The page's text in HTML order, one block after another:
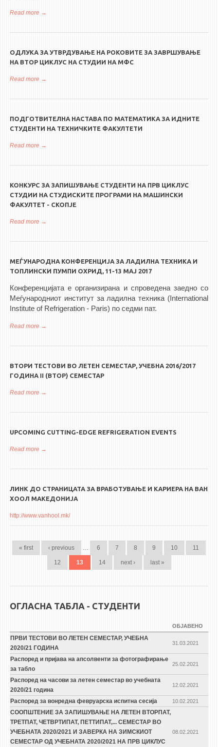
Read more about Примена на студиските програми од прв циклус студии
ОДЛУКА ЗА УТВРДУВАЊЕ НА РОКОВИТЕ ЗА ЗАВРШУВАЊЕ
НА ВТОР ЦИКЛУС НА СТУДИИ НА МФС
Read more about ОДЛУКА за утврдување на роковите за завршување на
ПОДГОТВИТЕЛНА НАСТАВА ПО МАТЕМАТИКА ЗА ИДНИТЕ
СТУДЕНТИ НА ТЕХНИЧКИТЕ ФАКУЛТЕТИ
Read more about ПОДГОТВИТЕЛНА НАСТАВА ПО МАТЕМАТИКА ЗА
КОНКУРС ЗА ЗАПИШУВАЊЕ СТУДЕНТИ НА ПРВ ЦИКЛУС
СТУДИИ НА СТУДИСКИТЕ ПРОГРАМИ НА МАШИНСКИ
ФАКУЛТЕТ - СКОПЈЕ
Read more about КОНКУРС за запишување студенти на прв циклус
Скопје
МЕЃУНАРОДНА КОНФЕРЕНЦИЈА ЗА ЛАДИЛНА ТЕХНИКА И
ТОПЛИНСКИ ПУМПИ ОХРИД, 11-13 МАЈ 2017
Конференцијата е организирана и спроведена заедно со
Меѓународниот институт за ладилна техника (International
Institutе of Refrigeration - Paris) по седми пат.
Read more about Меѓународна конференција за ладилна техника и
ВТОРИ ТЕСТОВИ ВО ЛЕТЕН СЕМЕСТАР, УЧЕБНА 2016/2017
ГОДИНА II (ВТОР) СЕМЕСТАР
Read more about ВТОРИ ТЕСТОВИ ВО ЛЕТЕН СЕМЕСТАР, УЧЕБНА
UPCOMING CUTTING-EDGE REFRIGERATION EVENTS
Read more about Upcoming cutting-edge refrigeration events
ЛИНК ДО СТРАНИЦАТА ЗА ВРАБОТУВАЊЕ И КАРИЕРА НА ВАН
ХООЛ МАКЕДОНИЈА
http://www.vanhool.mk/
« first ‹ previous … 6 7 8 9 10 11
12 13 14 next › last »
ОГЛАСНА ТАБЛА - СТУДЕНТИ
ОБЈАВЕНО
ПРВИ ТЕСТОВИ ВО ЛЕТЕН СЕМЕСТАР, УЧЕБНА
2020/21 ГОДИНА
31.03.2021
Распоред и пријава на апсолвенти за фотографирање
за табло
25.02.2021
Распоред на часови за летен семестар во учебната
2020/21 година
12.02.2021
Распоред за вонредна февруарска испитна сесија 10.02.2021
СООПШТЕНИЕ ЗА ЗАПИШУВАЊЕ НА ЛЕТЕН ВТОРПАТ,
ТРЕТПАТ, ЧЕТВРТИПАТ, ПЕТТИПАТ,... СЕМЕСТАР ВО
УЧЕБНАТА 2020/2021 И ЗАВЕРКА НА ЗИМСКИОТ
СЕМЕСТАР ОД УЧЕБНАТА 2020/2021 НА ПРВ ЦИКЛУС
08.02.2021